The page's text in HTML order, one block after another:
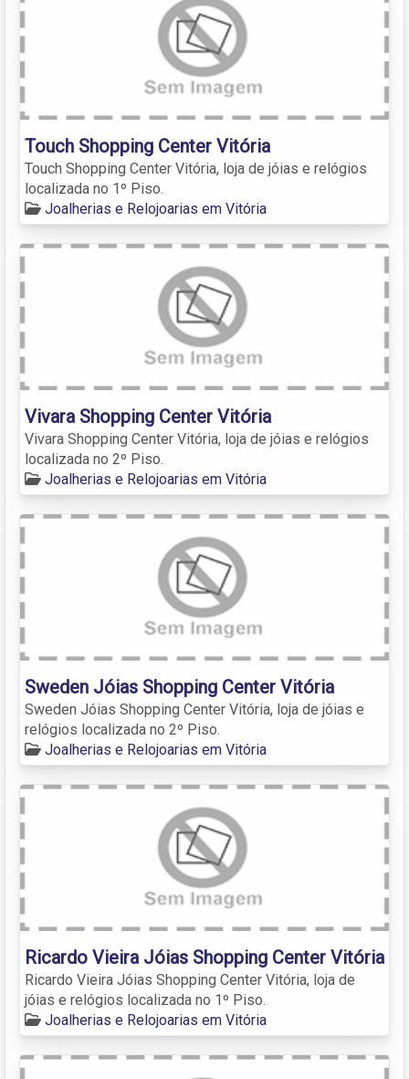
Touch Shopping Center Vitória
Touch Shopping Center Vitória, loja de jóias e relógios
localizada no 1º Piso.
Joalherias e Relojoarias em Vitória
Vivara Shopping Center Vitória
Vivara Shopping Center Vitória, loja de jóias e relógios
localizada no 2º Piso.
Joalherias e Relojoarias em Vitória
Sweden Jóias Shopping Center Vitória
Sweden Jóias Shopping Center Vitória, loja de jóias e
relógios localizada no 2º Piso.
Joalherias e Relojoarias em Vitória
Ricardo Vieira Jóias Shopping Center Vitória
Ricardo Vieira Jóias Shopping Center Vitória, loja de
jóias e relógios localizada no 1º Piso.
Joalherias e Relojoarias em Vitória